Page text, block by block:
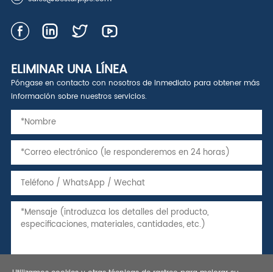
ELIMINAR UNA LÍNEA
Póngase en contacto con nosotros de inmediato para obtener más
información sobre nuestros servicios.